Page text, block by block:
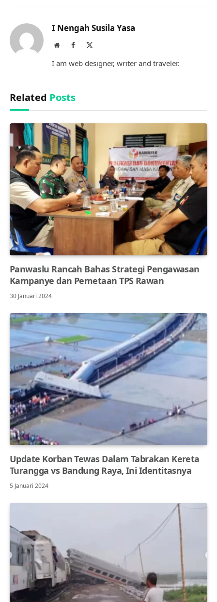
I Nengah Susila Yasa
WebsiteFacebook
I am web designer, writer and traveler.
Related Posts
Panwaslu Rancah Bahas Strategi Pengawasan
Kampanye dan Pemetaan TPS Rawan
30 Januari 2024
Update Korban Tewas Dalam Tabrakan Kereta
Turangga vs Bandung Raya, Ini Identitasnya
5 Januari 2024